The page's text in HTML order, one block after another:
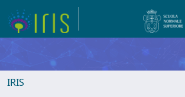
IRIS